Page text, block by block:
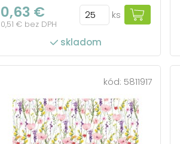
modrém pozadí. Kombinace
modrých, fialových a růžových
tónů působí lehce a hravě, takže
se skvěle hodí na balení dárků pro
děti i dospělé. Motiv inspirovaný
přírodou dodá vašemu dárku
jemný dekorativní nádec...
0,63 €
0,51 € bez DPH
ks
skladom
kód: 5811917